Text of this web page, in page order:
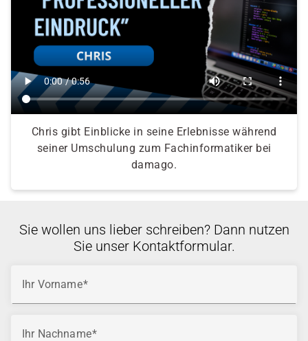
Chris gibt Einblicke in seine Erlebnisse während
seiner Umschulung zum Fachinformatiker bei
damago.
Sie wollen uns lieber schreiben? Dann nutzen
Sie unser Kontaktformular.
Ihr Vorname
Ihr Nachname